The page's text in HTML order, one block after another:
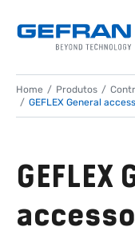
Home Produtos
GEFLEX General